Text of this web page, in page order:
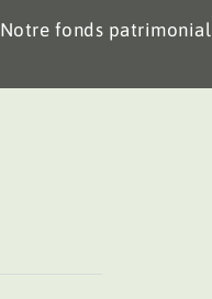
Notre fonds patrimonial